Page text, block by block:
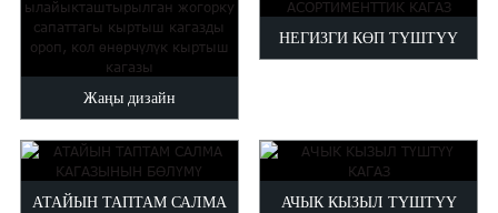
Maltese
Burmese
Persian
Sundanese
Thai
басылган ороп па ...
Жаңы дизайн
ылайыкташтырылган жогорку
сапаттагы кыртыш кагаз...
НЕГИЗГИ КӨП ТҮШТҮҮ
АТАЙЫН ТАПТАМ САЛМА АЧЫК КЫЗЫЛ ТҮШТҮҮ